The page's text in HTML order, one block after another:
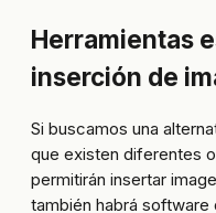
Herramientas
inserción de
Si buscamos una
que existen diferentes
permitirán insertar
también habrá software